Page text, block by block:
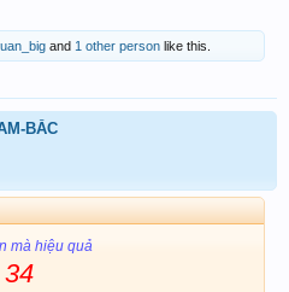
and 1 other person like this.
BẮC
mà hiệu quả
34